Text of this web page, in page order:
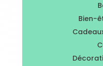
Bien-